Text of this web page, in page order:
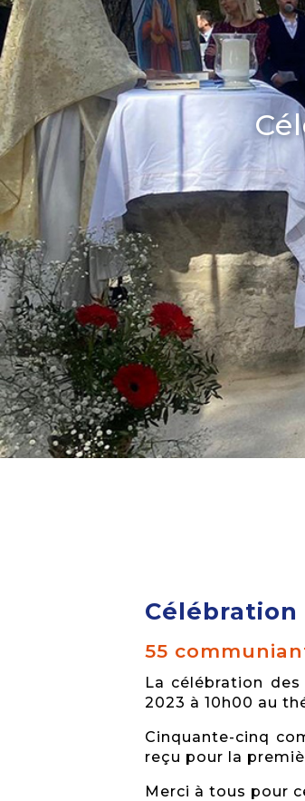
Célébration
55
La célébration
2023 à 10h00 au
Cinquante-cinq
reçu pour la
Merci à tous pour